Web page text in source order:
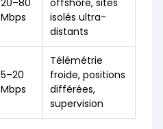
20–80
Mbps
offshore, sites
isolés ultra-
distants
5–20
Mbps
Télémétrie
froide, positions
différées,
supervision